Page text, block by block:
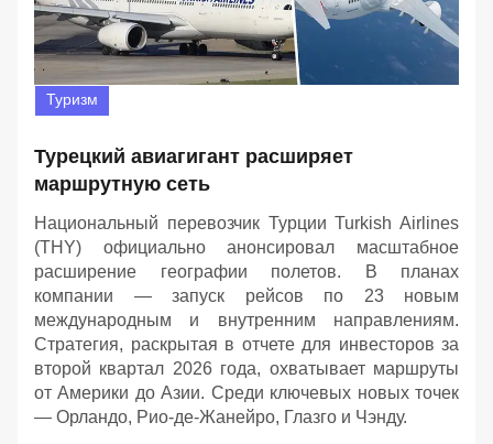
Туризм
Турецкий авиагигант расширяет
маршрутную сеть
Национальный перевозчик Турции Turkish Airlines
(THY) официально анонсировал масштабное
расширение географии полетов. В планах
компании — запуск рейсов по 23 новым
международным и внутренним направлениям.
Стратегия, раскрытая в отчете для инвесторов за
второй квартал 2026 года, охватывает маршруты
от Америки до Азии. Среди ключевых новых точек
— Орландо, Рио-де-Жанейро, Глазго и Чэнду.